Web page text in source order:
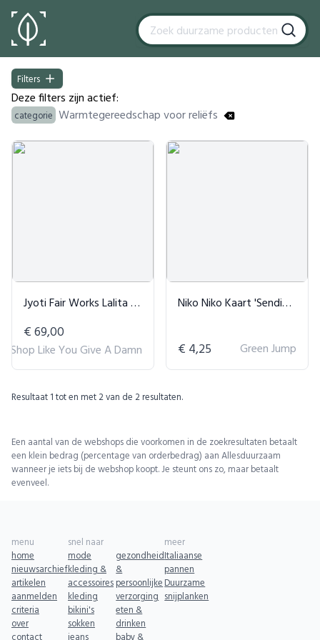
Filters
Filters
Deze filters zijn actief:
categorie Warmtegereedschap voor reliëfs
Products
Jyoti Fair Works Lalita Coltrui - Zwart
€ 69,00
Shop Like You Give A Damn
Niko Niko Kaart 'Sending You'
€ 4,25 Green Jump
Resultaat 1tot en met 2 van de 2 resultaten.
Een aantal van de webshops die voorkomen in de zoekresultaten betaalt
een klein bedrag (percentage van orderbedrag) aan Allesduurzaam
wanneer je iets bij de webshop koopt. Je steunt ons zo, maar betaalt
evenveel.
menu
home
nieuwsarchief
artikelen
aanmelden
criteria
over
contact
snel naar
mode
kleding &
accessoires
kleding
bikini's
sokken
jeans
gezondheid
&
persoonlijke
verzorging
eten &
drinken
baby &
meer
Italiaanse
pannen
Duurzame
snijplanken